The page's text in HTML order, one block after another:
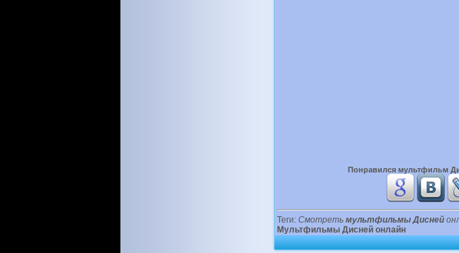
Понравился мультфильм
Теги: Смотреть мультфильмы Дисней
Мультфильмы Дисней онлайн